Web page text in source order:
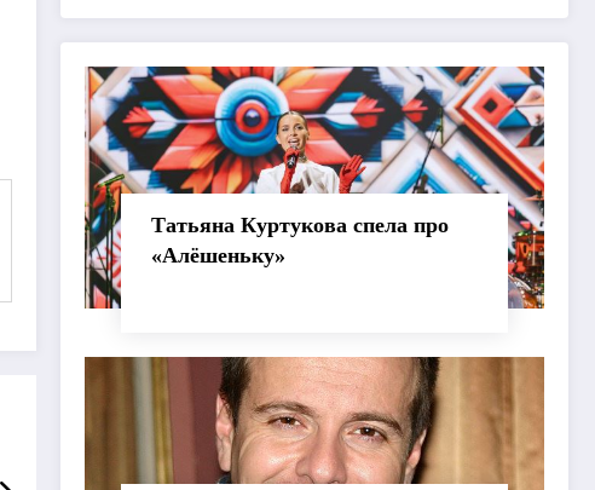
переведут на язык
хореографии
дружбе сурка и
Татьяна Куртукова спела про
«Алёшеньку»